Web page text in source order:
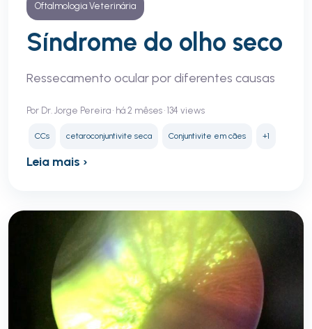
Oftalmologia Veterinária
Síndrome do olho seco
Ressecamento ocular por diferentes causas
Por Dr. Jorge Pereira • há 2 mêses • 134 views
CCs cetaroconjuntivite seca Conjuntivite em cães +1
Leia mais ›